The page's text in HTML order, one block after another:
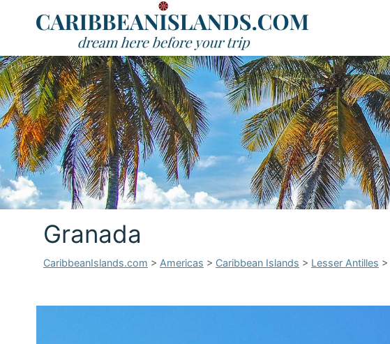
Granada
CaribbeanIslands.com > Americas > Caribbean Islands > Lesser Antilles >